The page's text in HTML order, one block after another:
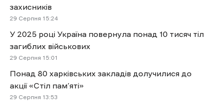
захисників
29 Cерпня 15:24
У 2025 році Україна повернула понад 10 тисяч тіл
загиблих військових
29 Cерпня 15:01
Понад 80 харківських закладів долучилися до
акції «Стіл пам’яті»
29 Cерпня 13:53